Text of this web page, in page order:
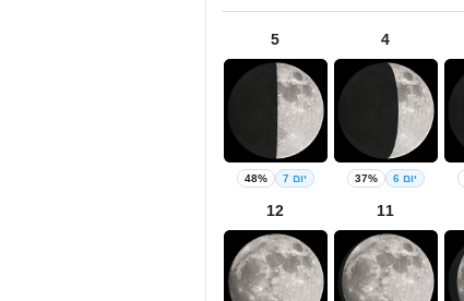
4
יום 6 37%
5
יום 7 48%
11
12